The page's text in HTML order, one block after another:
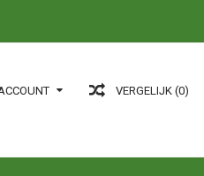
VERGELIJK (0)